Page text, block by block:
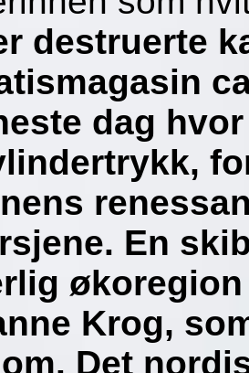
destruerte
dag
En
Krog,
Det